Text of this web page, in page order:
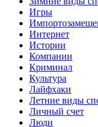
Игры
Интернет
Истории
Компании
Криминал
Культура
Лайфхаки
Летние виды
Личный счет
Люди